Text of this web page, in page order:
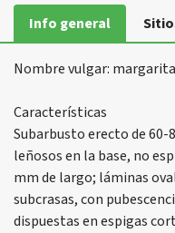
Info general
Nombre vulgar: margarita
Características
Subarbusto erecto de
leñosos en la base, no
mm de largo; láminas
subcrasas, con
dispuestas en espigas